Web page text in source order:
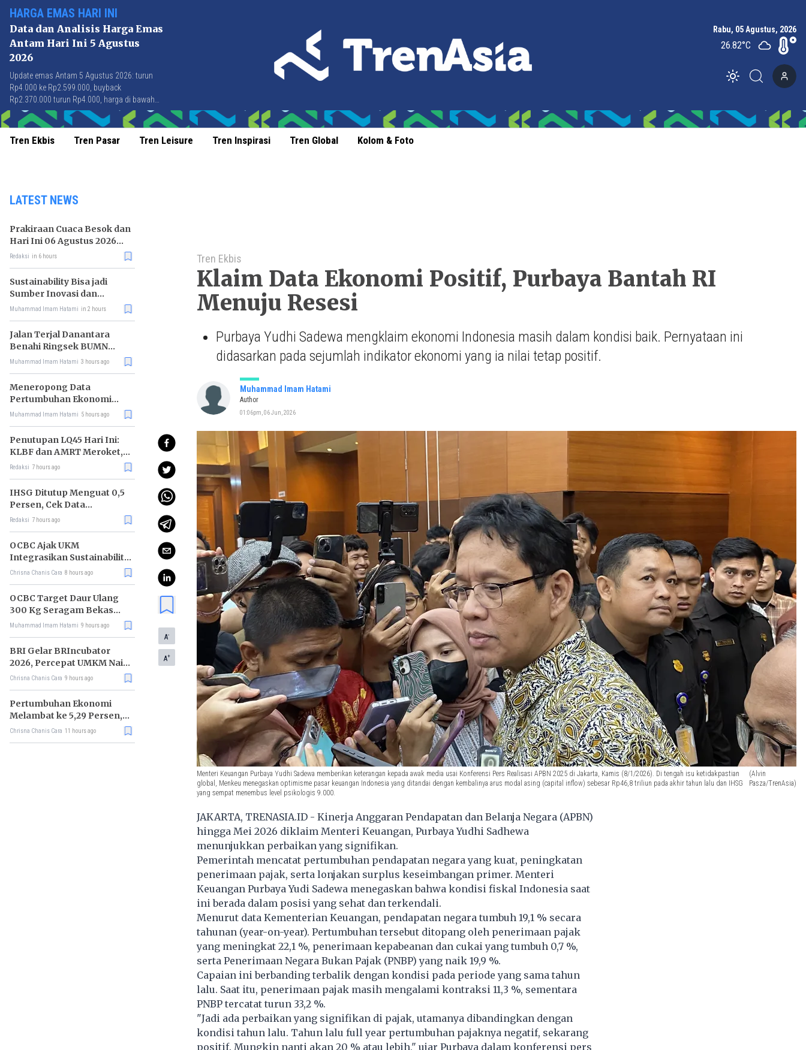
HARGA EMAS HARI INI
Data dan Analisis Harga Emas
Antam Hari Ini 5 Agustus
2026
Update emas Antam 5 Agustus 2026: turun
Rp4.000 ke Rp2.599.000, buyback
Rp2.370.000 turun Rp4.000, harga di bawah
Rp2.600.000 pertama kali sejak 21 Juli 2026.
Rabu, 05 Agustus, 2026
26.82°C
Toggle theme
Tren Ekbis Tren Pasar Tren Leisure Tren Inspirasi Tren Global Kolom & Foto
LATEST NEWS
Prakiraan Cuaca Besok dan
Hari Ini 06 Agustus 2026
untuk Wilayah DKI Jakarta
Redaksi in 6 hours
Sustainability Bisa jadi
Sumber Inovasi dan
Peluang Bisnis
Muhammad Imam Hatami in 2 hours
Jalan Terjal Danantara
Benahi Ringsek BUMN
Karya
Muhammad Imam Hatami 3 hours ago
Meneropong Data
Pertumbuhan Ekonomi
Kuartal II 2026
Muhammad Imam Hatami 5 hours ago
Penutupan LQ45 Hari Ini:
KLBF dan AMRT Meroket,
MAPI Tiarap
Redaksi 7 hours ago
IHSG Ditutup Menguat 0,5
Persen, Cek Data
Lengkapnya
Redaksi 7 hours ago
OCBC Ajak UKM
Integrasikan Sustainability
ke Model Bisnis lewat
Chrisna Chanis Cara 8 hours ago
OCBC Target Daur Ulang
300 Kg Seragam Bekas
Pada 2026
Muhammad Imam Hatami 9 hours ago
BRI Gelar BRIncubator
2026, Percepat UMKM Naik
Kelas dan Tembus Pasar
Chrisna Chanis Cara 9 hours ago
Pertumbuhan Ekonomi
Melambat ke 5,29 Persen,
RI Mulai Kehilangan
Chrisna Chanis Cara 11 hours ago
A-
A+
Tren Ekbis
Klaim Data Ekonomi Positif, Purbaya Bantah RI
Menuju Resesi
Purbaya Yudhi Sadewa mengklaim ekonomi Indonesia masih dalam kondisi baik. Pernyataan ini
didasarkan pada sejumlah indikator ekonomi yang ia nilai tetap positif.
Muhammad Imam Hatami
Author
01:06pm, 06 Jun, 2026
Menteri Keuangan Purbaya Yudhi Sadewa memberikan keterangan kepada awak media usai Konferensi Pers Realisasi APBN 2025 di Jakarta, Kamis (8/1/2026). Di tengah isu ketidakpastian
global, Menkeu menegaskan optimisme pasar keuangan Indonesia yang ditandai dengan kembalinya arus modal asing (capital inflow) sebesar Rp46,8 triliun pada akhir tahun lalu dan IHSG
yang sempat menembus level psikologis 9.000.
(Alvin
Pasza/TrenAsia)
JAKARTA, TRENASIA.ID - Kinerja Anggaran Pendapatan dan Belanja Negara (APBN)
hingga Mei 2026 diklaim Menteri Keuangan, Purbaya Yudhi Sadhewa
menunjukkan perbaikan yang signifikan.
Pemerintah mencatat pertumbuhan pendapatan negara yang kuat, peningkatan
penerimaan pajak, serta lonjakan surplus keseimbangan primer. Menteri
Keuangan Purbaya Yudi Sadewa menegaskan bahwa kondisi fiskal Indonesia saat
ini berada dalam posisi yang sehat dan terkendali.
Menurut data Kementerian Keuangan, pendapatan negara tumbuh 19,1 % secara
tahunan (year-on-year). Pertumbuhan tersebut ditopang oleh penerimaan pajak
yang meningkat 22,1 %, penerimaan kepabeanan dan cukai yang tumbuh 0,7 %,
serta Penerimaan Negara Bukan Pajak (PNBP) yang naik 19,9 %.
Capaian ini berbanding terbalik dengan kondisi pada periode yang sama tahun
lalu. Saat itu, penerimaan pajak masih mengalami kontraksi 11,3 %, sementara
PNBP tercatat turun 33,2 %.
"Jadi ada perbaikan yang signifikan di pajak, utamanya dibandingkan dengan
kondisi tahun lalu. Tahun lalu full year pertumbuhan pajaknya negatif, sekarang
positif. Mungkin nanti akan 20 % atau lebih," ujar Purbaya dalam konferensi pers